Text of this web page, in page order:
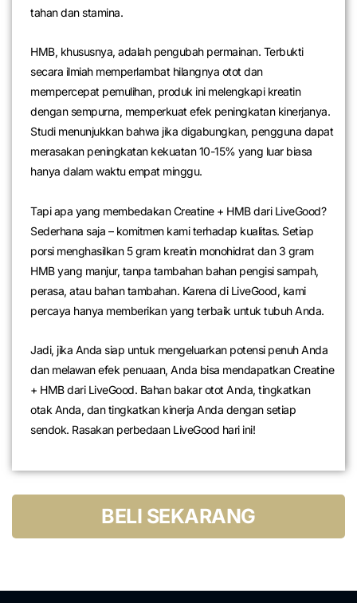
tahan dan stamina.
HMB, khususnya, adalah pengubah permainan. Terbukti
secara ilmiah memperlambat hilangnya otot dan
mempercepat pemulihan, produk ini melengkapi kreatin
dengan sempurna, memperkuat efek peningkatan kinerjanya.
Studi menunjukkan bahwa jika digabungkan, pengguna dapat
merasakan peningkatan kekuatan 10-15% yang luar biasa
hanya dalam waktu empat minggu.
Tapi apa yang membedakan Creatine + HMB dari LiveGood?
Sederhana saja – komitmen kami terhadap kualitas. Setiap
porsi menghasilkan 5 gram kreatin monohidrat dan 3 gram
HMB yang manjur, tanpa tambahan bahan pengisi sampah,
perasa, atau bahan tambahan. Karena di LiveGood, kami
percaya hanya memberikan yang terbaik untuk tubuh Anda.
Jadi, jika Anda siap untuk mengeluarkan potensi penuh Anda
dan melawan efek penuaan, Anda bisa mendapatkan Creatine
+ HMB dari LiveGood. Bahan bakar otot Anda, tingkatkan
otak Anda, dan tingkatkan kinerja Anda dengan setiap
sendok. Rasakan perbedaan LiveGood hari ini!
BELI SEKARANG